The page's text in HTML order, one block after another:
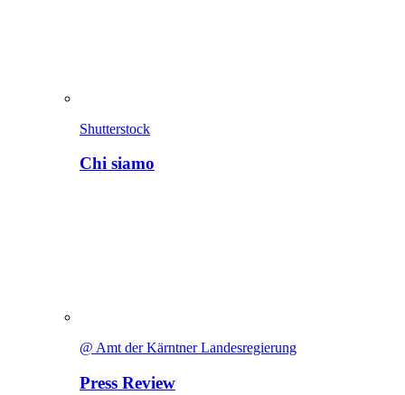
Shutterstock
Chi siamo
@ Amt der Kärntner Landesregierung
Press Review